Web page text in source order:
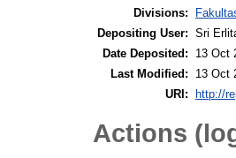
Divisions:
Depositing User: Sri
Date Deposited:
13 Oct
Last Modified:
13 Oct
URI:
http://
Actions